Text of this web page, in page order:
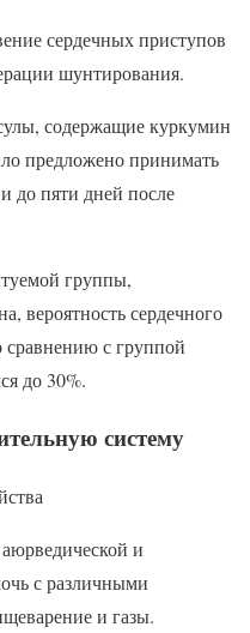
сердечных приступов
шунтирования.
содержащие куркумин
предложено принимать
до пяти дней после
группы,
вероятность сердечного
сравнению с группой
до 30%.
систему
и
с различными
и газы.